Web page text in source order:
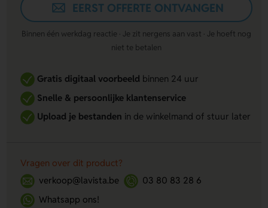
EERST OFFERTE ONTVANGEN
Binnen één werkdag reactie · Je zit nergens aan vast · Je hoeft nog
niet te betalen
Gratis digitaal voorbeeldbinnen 24 uur
Snelle & persoonlijke klantenservice
Upload je bestanden in de winkelmand of stuur later
Vragen over dit product?
verkoop@lavista.be
03 80 83 28 6
Whatsapp ons!